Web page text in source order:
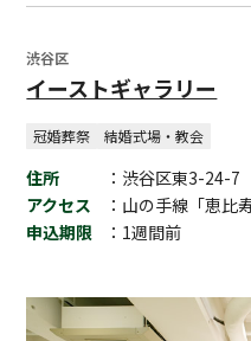
渋谷区
イーストギャラリー
冠婚葬祭 結婚式場・教会
住所
：渋谷区東3-24-7
アクセス
：山の手線「恵比
申込期限
：1週間前